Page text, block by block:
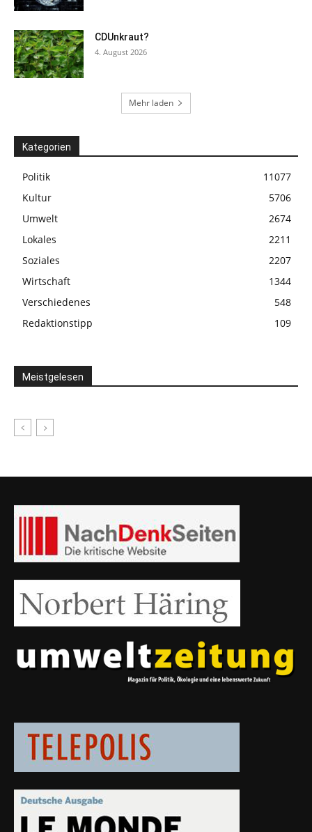
CDUnkraut?
4. August 2026
Mehr laden
Kategorien
Politik
11077
Kultur
5706
Umwelt
2674
Lokales
2211
Soziales
2207
Wirtschaft
1344
Verschiedenes
548
Redaktionstipp
109
Meistgelesen